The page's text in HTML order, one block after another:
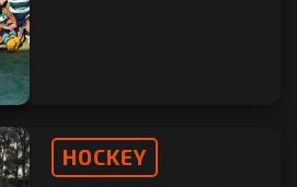
HOCKEY